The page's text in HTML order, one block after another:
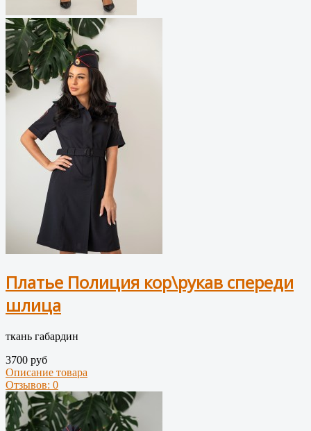
Платье Полиция кор\рукав спереди
шлица
ткань габардин
3700 руб
Описание товара
Отзывов: 0